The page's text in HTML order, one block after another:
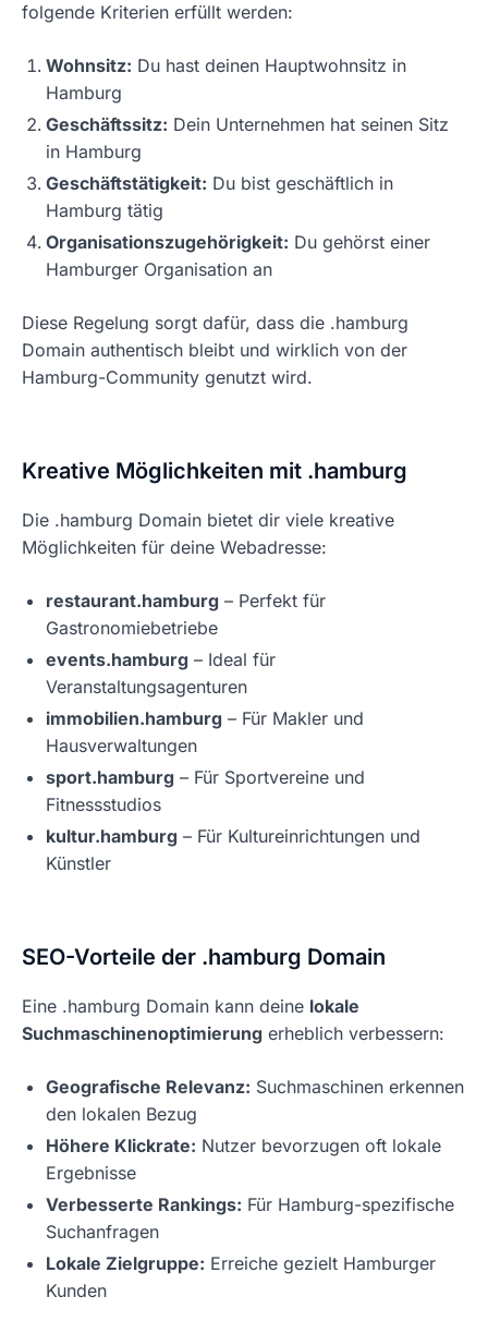
folgende Kriterien erfüllt werden:
Wohnsitz: Du hast deinen Hauptwohnsitz in
Hamburg
Geschäftssitz: Dein Unternehmen hat seinen Sitz
in Hamburg
Geschäftstätigkeit: Du bist geschäftlich in
Hamburg tätig
Organisationszugehörigkeit: Du gehörst einer
Hamburger Organisation an
Diese Regelung sorgt dafür, dass die .hamburg
Domain authentisch bleibt und wirklich von der
Hamburg-Community genutzt wird.
Kreative Möglichkeiten mit .hamburg
Die .hamburg Domain bietet dir viele kreative
Möglichkeiten für deine Webadresse:
restaurant.hamburg – Perfekt für
Gastronomiebetriebe
events.hamburg – Ideal für
Veranstaltungsagenturen
immobilien.hamburg – Für Makler und
Hausverwaltungen
sport.hamburg – Für Sportvereine und
Fitnessstudios
kultur.hamburg – Für Kultureinrichtungen und
Künstler
SEO-Vorteile der .hamburg Domain
Eine .hamburg Domain kann deine lokale
Suchmaschinenoptimierung erheblich verbessern:
Geografische Relevanz: Suchmaschinen erkennen
den lokalen Bezug
Höhere Klickrate: Nutzer bevorzugen oft lokale
Ergebnisse
Verbesserte Rankings: Für Hamburg-spezifische
Suchanfragen
Lokale Zielgruppe: Erreiche gezielt Hamburger
Kunden